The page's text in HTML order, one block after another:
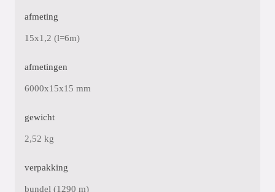
afmeting
15x1,2 (l=6m)
afmetingen
6000x15x15 mm
gewicht
2,52 kg
verpakking
bundel (1290 m)